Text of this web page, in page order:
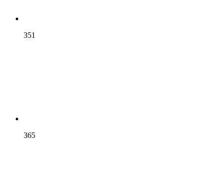
351
365